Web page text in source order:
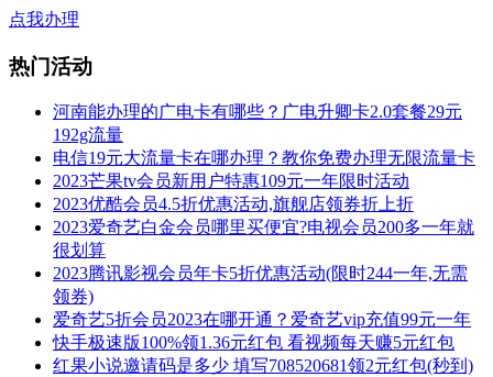
点我办理
热门活动
河南能办理的广电卡有哪些？广电升卿卡2.0套餐29元
192g流量
电信19元大流量卡在哪办理？教你免费办理无限流量卡
2023芒果tv会员新用户特惠109元一年限时活动
2023优酷会员4.5折优惠活动,旗舰店领券折上折
2023爱奇艺白金会员哪里买便宜?电视会员200多一年就
很划算
2023腾讯影视会员年卡5折优惠活动(限时244一年,无需
领券)
爱奇艺5折会员2023在哪开通？爱奇艺vip充值99元一年
快手极速版100%领1.36元红包 看视频每天赚5元红包
红果小说邀请码是多少 填写708520681领2元红包(秒到)